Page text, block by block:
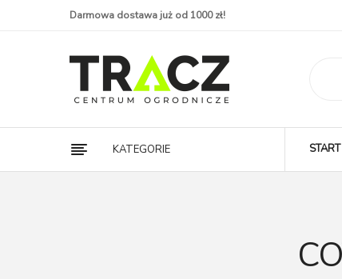
Darmowa dostawa już od 1000 zł!
KATEGORIE START